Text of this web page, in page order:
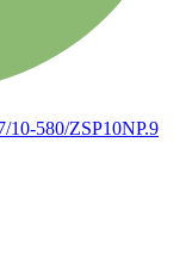
10-580/ZSP10NP.9